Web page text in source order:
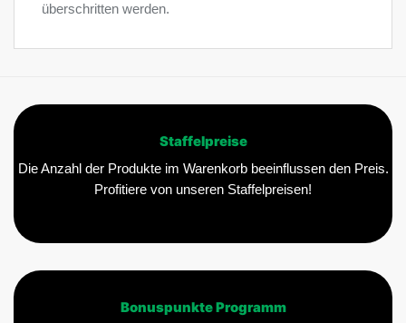
überschritten werden.
Staffelpreise
Die Anzahl der Produkte im Warenkorb beeinflussen den Preis.
Profitiere von unseren Staffelpreisen!
Bonuspunkte Programm